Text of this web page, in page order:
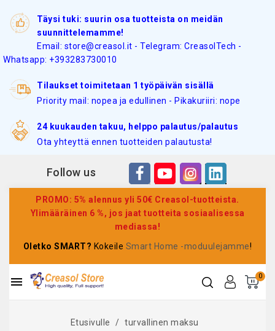
Täysi tuki: suurin osa tuotteista on meidän
suunnittelemamme!
Email: store@creasol.it - Telegram: CreasolTech -
Whatsapp: +393283730010
Tilaukset toimitetaan 1 työpäivän sisällä
Priority mail: nopea ja edullinen - Pikakuriiri: nope
24 kuukauden takuu, helppo palautus/palautus
Ota yhteyttä ennen tuotteiden palautusta!
Follow us
PROMO: 5% alennus yli 50€ Creasol-tuotteista.
Ylimääräinen 6 %, jos jaat tuotteita sosiaalisessa
mediassa!
Oletko SMART? Kokeile Smart Home -moduulejamme!
0

Etusivulle turvallinen maksu